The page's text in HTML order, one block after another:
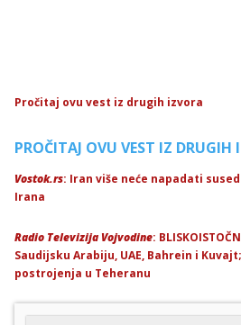
Pročitaj ovu vest iz drugih izvora
PROČITAJ OVU VEST IZ DRUGIH
Vostok.rs: Iran više neće napadati
Irana
Radio Televizija Vojvodine:
Saudijsku Arabiju, UAE, Bahrein i
postrojenja u Teheranu